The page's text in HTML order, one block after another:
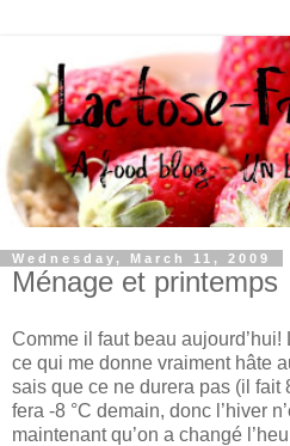
Wednesday, March 11, 2009
Ménage et printemps
Comme il faut beau aujourd’hui!
ce qui me donne vraiment hâte
sais que ce ne durera pas (il fait
fera -8 °C demain, donc l’hiver
maintenant qu’on a changé